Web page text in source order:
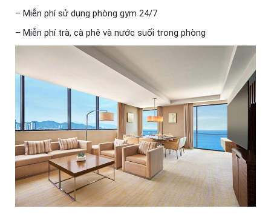
– Miễn phí sử dụng phòng gym 24/7
– Miễn phí trà, cà phê và nước suối trong phòng